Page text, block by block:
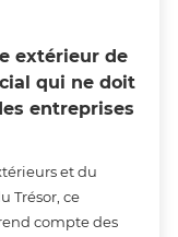
extérieur de
qui ne doit
entreprises
et du
Trésor, ce
compte des